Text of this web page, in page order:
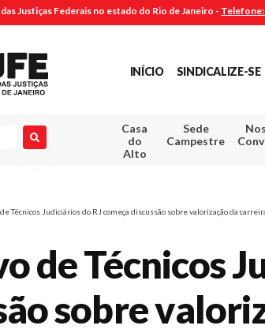
Justiças Federais no estado do Rio de Janeiro -
INÍCIO SINDICALIZE-SE
Casa
do
Alto
Sede
Campestre
Técnicos Judiciários do RJ começa discussão sobre valorização da
de Técnicos
sobre